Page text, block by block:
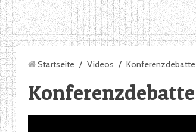
Startseite / Videos / Konferenzdebatte
Konferenzdebatte